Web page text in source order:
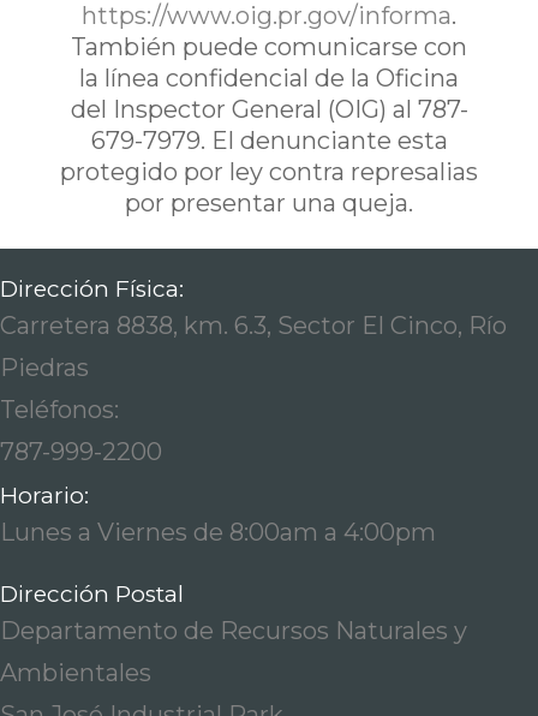
https://www.oig.pr.gov/informa.
También puede comunicarse con
la línea confidencial de la Oficina
del Inspector General (OIG) al 787-
679-7979. El denunciante esta
protegido por ley contra represalias
por presentar una queja.
Dirección Física:
Carretera 8838, km. 6.3, Sector El Cinco, Río
Piedras
Teléfonos:
787-999-2200
Horario:
Lunes a Viernes de 8:00am a 4:00pm
Dirección Postal
Departamento de Recursos Naturales y
Ambientales